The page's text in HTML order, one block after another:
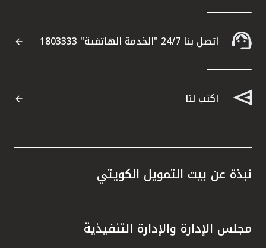
اتصل بنا 24/7 "الخدمة الهاتفية" 1803333
اكتب لنا
نبذة عن بيت التمويل الكويتي
مجلس الإدارة والإدارة التنفيذية